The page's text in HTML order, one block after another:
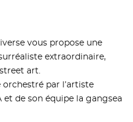
vous propose une
extraordinaire,
art.
par l’artiste
et de son équipe la gangsea